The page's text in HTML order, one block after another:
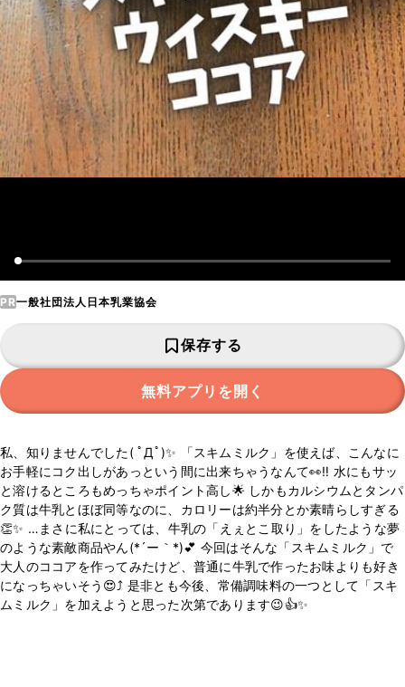
PR一般社団法人日本乳業協会
保存する
無料アプリを開く
私、知りませんでした( ﾟДﾟ)✨ 「スキムミルク」を使えば、こんなに
お手軽にコク出しがあっという間に出来ちゃうなんて👀‼️ 水にもサッ
と溶けるところもめっちゃポイント高し🌟 しかもカルシウムとタンパ
ク質は牛乳とほぼ同等なのに、カロリーは約半分とか素晴らしすぎる
👏✨ …まさに私にとっては、牛乳の「えぇとこ取り」をしたような夢
のような素敵商品やん(*´ー｀*)💕 今回はそんな「スキムミルク」で
大人のココアを作ってみたけど、普通に牛乳で作ったお味よりも好き
になっちゃいそう😍⤴️ 是非とも今後、常備調味料の一つとして「スキ
ムミルク」を加えようと思った次第であります😉👍️✨